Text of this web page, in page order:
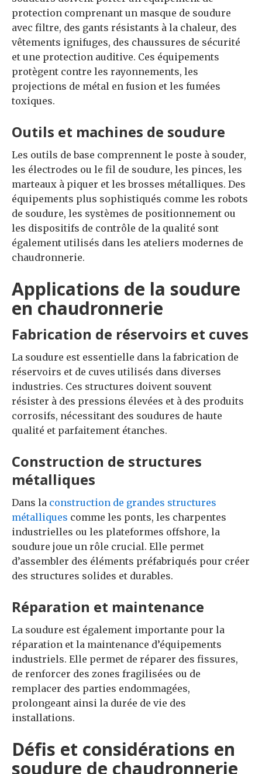
protection comprenant un masque de soudure
avec filtre, des gants résistants à la chaleur, des
vêtements ignifuges, des chaussures de sécurité
et une protection auditive. Ces équipements
protègent contre les rayonnements, les
projections de métal en fusion et les fumées
toxiques.
Outils et machines de soudure
Les outils de base comprennent le poste à souder,
les électrodes ou le fil de soudure, les pinces, les
marteaux à piquer et les brosses métalliques. Des
équipements plus sophistiqués comme les robots
de soudure, les systèmes de positionnement ou
les dispositifs de contrôle de la qualité sont
également utilisés dans les ateliers modernes de
chaudronnerie.
Applications de la soudure
en chaudronnerie
Fabrication de réservoirs et cuves
La soudure est essentielle dans la fabrication de
réservoirs et de cuves utilisés dans diverses
industries. Ces structures doivent souvent
résister à des pressions élevées et à des produits
corrosifs, nécessitant des soudures de haute
qualité et parfaitement étanches.
Construction de structures
métalliques
Dans la construction de grandes structures
métalliques comme les ponts, les charpentes
industrielles ou les plateformes offshore, la
soudure joue un rôle crucial. Elle permet
d’assembler des éléments préfabriqués pour créer
des structures solides et durables.
Réparation et maintenance
La soudure est également importante pour la
réparation et la maintenance d’équipements
industriels. Elle permet de réparer des fissures,
de renforcer des zones fragilisées ou de
remplacer des parties endommagées,
prolongeant ainsi la durée de vie des
installations.
Défis et considérations en
soudure de chaudronnerie